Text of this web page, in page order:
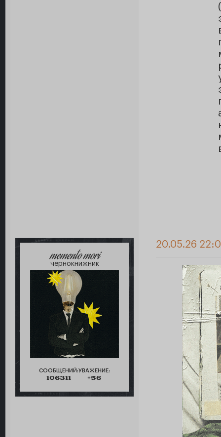
memento mori
чернокнижник
СООБЩЕНИЙ:
106311
УВАЖЕНИЕ:
+56
20.05.26